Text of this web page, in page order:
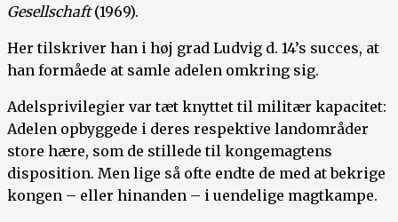
Gesellschaft(1969).
Her tilskriver han i høj grad Ludvig d. 14’s succes, at
han formåede at samle adelen omkring sig.
Adelsprivilegier var tæt knyttet til militær kapacitet:
Adelen opbyggede i deres respektive landområder
store hære, som de stillede til kongemagtens
disposition. Men lige så ofte endte de med at bekrige
kongen – eller hinanden – i uendelige magtkampe.